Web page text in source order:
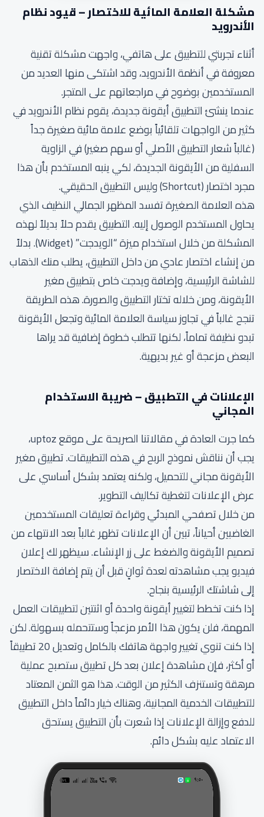
مشكلة العلامة المائية للاختصار – قيود نظام
الأندرويد
أثناء تجربتي للتطبيق على هاتفي، واجهت مشكلة تقنية
معروفة في أنظمة الأندرويد، وقد اشتكى منها العديد من
المستخدمين بوضوح في مراجعاتهم على المتجر.
عندما ينشئ التطبيق أيقونة جديدة، يقوم نظام الأندرويد في
كثير من الواجهات تلقائياً بوضع علامة مائية صغيرة جداً
(غالباً شعار التطبيق الأصلي أو سهم صغير) في الزاوية
السفلية من الأيقونة الجديدة، لكي ينبه المستخدم بأن هذا
مجرد اختصار (Shortcut) وليس التطبيق الحقيقي.
هذه العلامة الصغيرة تفسد المظهر الجمالي النظيف الذي
يحاول المستخدم الوصول إليه. التطبيق يقدم حلاً بديلاً لهذه
المشكلة من خلال استخدام ميزة “الويدجت” (Widget). بدلاً
من إنشاء اختصار عادي من داخل التطبيق، يطلب منك الذهاب
للشاشة الرئيسية، وإضافة ويدجت خاص بتطبيق مغير
الأيقونة، ومن خلاله تختار التطبيق والصورة. هذه الطريقة
تنجح غالباً في تجاوز سياسة العلامة المائية وتجعل الأيقونة
تبدو نظيفة تماماً، لكنها تتطلب خطوة إضافية قد يراها
البعض مزعجة أو غير بديهية.
الإعلانات في التطبيق – ضريبة الاستخدام
المجاني
كما جرت العادة في مقالاتنا الصريحة على موقع uptoz،
يجب أن نناقش نموذج الربح في هذه التطبيقات. تطبيق مغير
الأيقونة مجاني للتحميل، ولكنه يعتمد بشكل أساسي على
عرض الإعلانات لتغطية تكاليف التطوير.
من خلال تصفحي المبدئي وقراءة تعليقات المستخدمين
الغاضبين أحياناً، تبين أن الإعلانات تظهر غالباً بعد الانتهاء من
تصميم الأيقونة والضغط على زر الإنشاء. سيظهر لك إعلان
فيديو يجب مشاهدته لعدة ثوانٍ قبل أن يتم إضافة الاختصار
إلى شاشتك الرئيسية بنجاح.
إذا كنت تخطط لتغيير أيقونة واحدة أو اثنتين لتطبيقات العمل
المهمة، فلن يكون هذا الأمر مزعجاً وستتحمله بسهولة. لكن
إذا كنت تنوي تغيير واجهة هاتفك بالكامل وتعديل 20 تطبيقاً
أو أكثر، فإن مشاهدة إعلان بعد كل تطبيق ستصبح عملية
مرهقة وتستنزف الكثير من الوقت. هذا هو الثمن المعتاد
للتطبيقات الخدمية المجانية، وهناك خيار دائماً داخل التطبيق
للدفع وإزالة الإعلانات إذا شعرت بأن التطبيق يستحق
الاعتماد عليه بشكل دائم.